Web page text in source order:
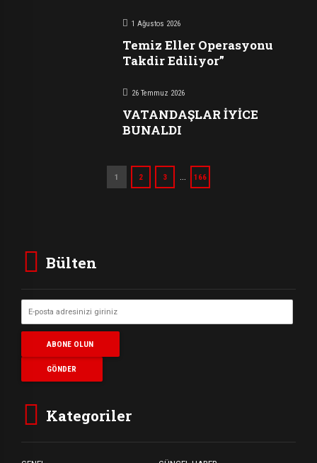
1 Ağustos 2026
Temiz Eller Operasyonu
Takdir Ediliyor”
26 Temmuz 2026
VATANDAŞLAR İYİCE
BUNALDI
1 2 3 … 166
Bülten
Kategoriler